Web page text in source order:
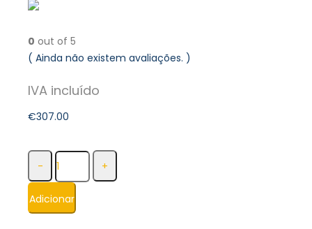
0 out of 5
( Ainda não existem avaliações. )
€307.00
- +
Adicionar